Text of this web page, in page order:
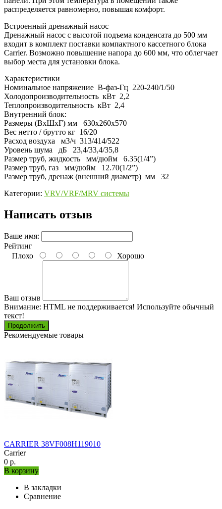
распределяется равномерно, повышая комфорт.
Встроенный дренажный насос
Дренажный насос с высотой подъема конденсата до 500 мм
входит в комплект поставки компактного кассетного блока
Carrier. Возможно повышение напора до 600 мм, что облегчает
выбор места для установки блока.
Характеристики
Номинальное напряжение В-фаз-Гц 220-240/1/50
Холодопроизводительность кВт 2,2
Теплопроизводительность кВт 2,4
Внутренний блок:
Размеры (ВхШхГ) мм 630x260x570
Вес нетто / брутто кг 16/20
Расход воздуха м3/ч 313/414/522
Уровень шума дБ 23,4/33,4/35,8
Размер труб, жидкость мм/дюйм 6.35(1/4”)
Размер труб, газ мм/дюйм 12.70(1/2”)
Размер труб, дренаж (внешний диаметр) мм 32
Категории: VRV/VRF/MRV системы
Написать отзыв
Ваше имя:
Рейтинг
Плохо
Хорошо
Ваш отзыв
Внимание: HTML не поддерживается! Используйте обычный
текст!
Продолжить
Рекомендуемые товары
CARRIER 38VF008H119010
Carrier
0 р.
В корзину
В закладки
Сравнение